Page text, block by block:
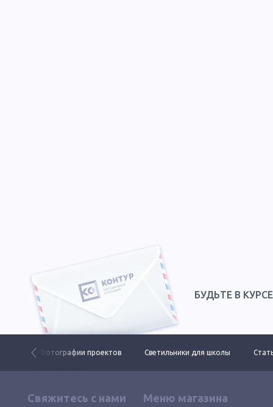
БУДЬТЕ В
Фотографии проектов Светильники для школы
Свяжитесь с нами Меню магазина